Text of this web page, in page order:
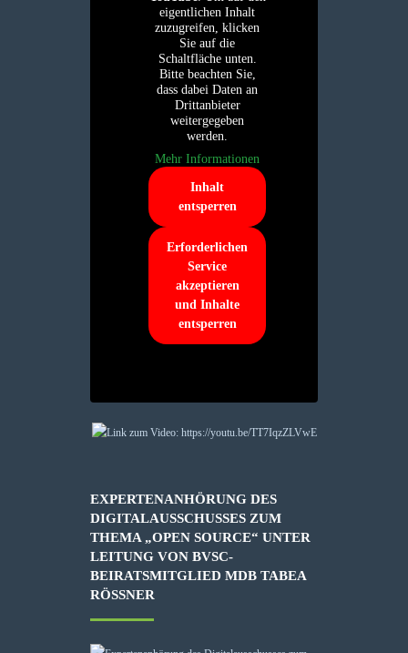
eigentlichen Inhalt
zuzugreifen, klicken
Sie auf die
Schaltfläche unten.
Bitte beachten Sie,
dass dabei Daten an
Drittanbieter
weitergegeben
werden.
Mehr Informationen
Inhalt
entsperren
Erforderlichen
Service
akzeptieren
und Inhalte
entsperren
EXPERTENANHÖRUNG DES
DIGITALAUSSCHUSSES ZUM
THEMA „OPEN SOURCE“ UNTER
LEITUNG VON BVSC-
BEIRATSMITGLIED MDB TABEA
RÖSSNER